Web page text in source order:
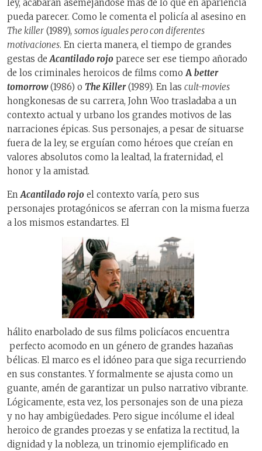
ley, acabarán asemejándose más de lo que en apariencia
pueda parecer. Como le comenta el policía al asesino en
The killer (1989), somos iguales pero con diferentes
motivaciones. En cierta manera, el tiempo de grandes
gestas de Acantilado rojo parece ser ese tiempo añorado
de los criminales heroicos de films como A better
tomorrow (1986) o The Killer(1989). En las cult-movies
hongkonesas de su carrera, John Woo trasladaba a un
contexto actual y urbano los grandes motivos de las
narraciones épicas. Sus personajes, a pesar de situarse
fuera de la ley, se erguían como héroes que creían en
valores absolutos como la lealtad, la fraternidad, el
honor y la amistad.
EnAcantilado rojo el contexto varía, pero sus
personajes protagónicos se aferran con la misma fuerza
a los mismos estandartes. El
hálito enarbolado de sus films policíacos encuentra
perfecto acomodo en un género de grandes hazañas
bélicas. El marco es el idóneo para que siga recurriendo
en sus constantes. Y formalmente se ajusta como un
guante, amén de garantizar un pulso narrativo vibrante.
Lógicamente, esta vez, los personajes son de una pieza
y no hay ambigüedades. Pero sigue incólume el ideal
heroico de grandes proezas y se enfatiza la rectitud, la
dignidad y la nobleza, un trinomio ejemplificado en